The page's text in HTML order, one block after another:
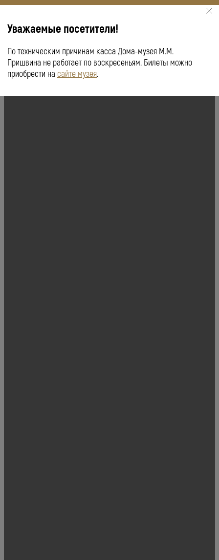
КУПИТЬ БИЛЕТ ПУШКИНСКАЯ КАРТА
Уважаемые посетители!
По техническим причинам касса Дома-музея М.М.
Пришвина не работает по воскресеньям. Билеты можно
приобрести на сайте музея.